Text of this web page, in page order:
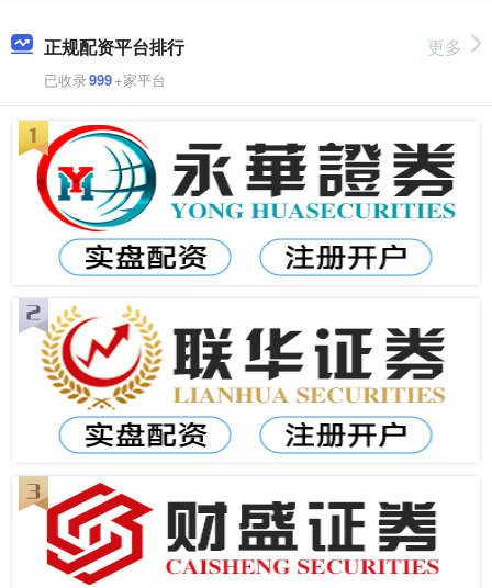
正规配资平台排行
已收录999+家平台
更多